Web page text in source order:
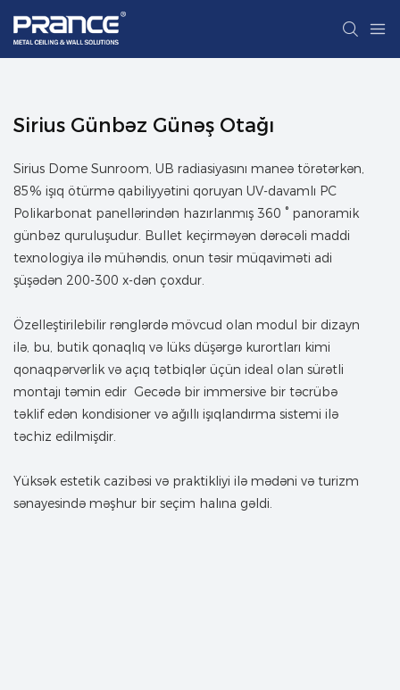
Sirius Günbəz Günəş Otağı
Sirius Dome Sunroom, UB radiasiyasını maneə törətərkən,
85% işıq ötürmə qabiliyyətini qoruyan UV-davamlı PC
Polikarbonat panellərindən hazırlanmış 360 ° panoramik
günbəz quruluşudur. Bullet keçirməyən dərəcəli maddi
texnologiya ilə mühəndis, onun təsir müqaviməti adi
şüşədən 200-300 x-dən çoxdur.
Özelleştirilebilir rənglərdə mövcud olan modul bir dizayn
ilə, bu, butik qonaqlıq və lüks düşərgə kurortları kimi
qonaqpərvərlik və açıq tətbiqlər üçün ideal olan sürətli
montajı təmin edir Gecədə bir immersive bir təcrübə
təklif edən kondisioner və ağıllı işıqlandırma sistemi ilə
təchiz edilmişdir.
Yüksək estetik cazibəsi və praktikliyi ilə mədəni və turizm
sənayesində məşhur bir seçim halına gəldi.